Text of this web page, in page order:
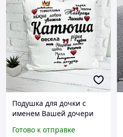
Подушка для дочки с
именем Вашей дочери
Готово к отправке